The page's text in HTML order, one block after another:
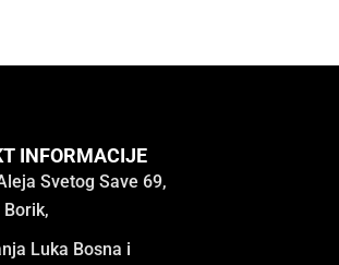
INFORMACIJE
Svetog Save 69,
Luka Bosna i